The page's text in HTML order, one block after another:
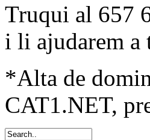
Truqui al 657
i li ajudarem a
*Alta de
CAT1.NET,